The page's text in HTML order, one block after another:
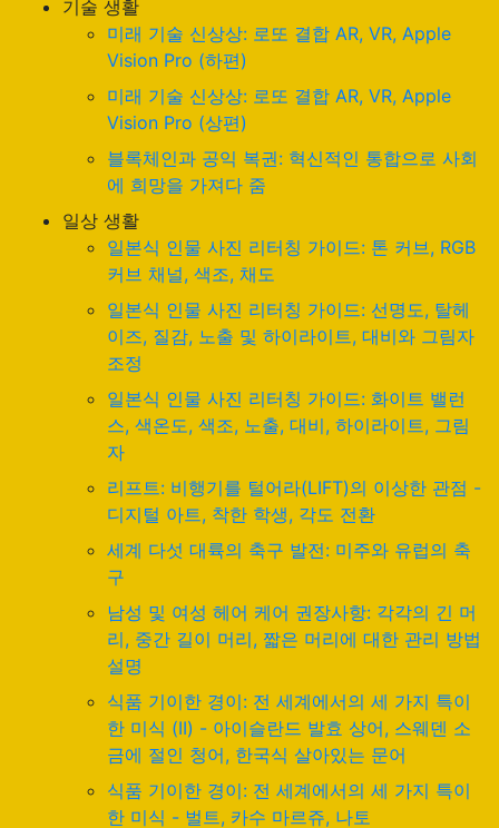
기술 생활
미래 기술 신상상: 로또 결합 AR, VR, Apple
Vision Pro (하편)
미래 기술 신상상: 로또 결합 AR, VR, Apple
Vision Pro (상편)
블록체인과 공익 복권: 혁신적인 통합으로 사회
에 희망을 가져다 줌
일상 생활
일본식 인물 사진 리터칭 가이드: 톤 커브, RGB
커브 채널, 색조, 채도
일본식 인물 사진 리터칭 가이드: 선명도, 탈헤
이즈, 질감, 노출 및 하이라이트, 대비와 그림자
조정
일본식 인물 사진 리터칭 가이드: 화이트 밸런
스, 색온도, 색조, 노출, 대비, 하이라이트, 그림
자
리프트: 비행기를 털어라(LIFT)의 이상한 관점 -
디지털 아트, 착한 학생, 각도 전환
세계 다섯 대륙의 축구 발전: 미주와 유럽의 축
구
남성 및 여성 헤어 케어 권장사항: 각각의 긴 머
리, 중간 길이 머리, 짧은 머리에 대한 관리 방법
설명
식품 기이한 경이: 전 세계에서의 세 가지 특이
한 미식 (II) - 아이슬란드 발효 상어, 스웨덴 소
금에 절인 청어, 한국식 살아있는 문어
식품 기이한 경이: 전 세계에서의 세 가지 특이
한 미식 - 벌트, 카수 마르쥬, 나토